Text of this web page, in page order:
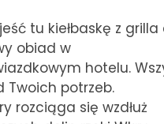
tu kiełbaskę z
obiad w
hotelu.
Twoich potrzeb.
rozciąga się wzdłuż